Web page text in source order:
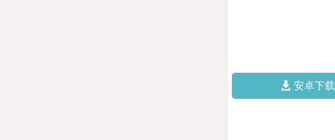
安卓下载